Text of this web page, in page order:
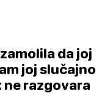
da joj
joj slučajno
razgovara